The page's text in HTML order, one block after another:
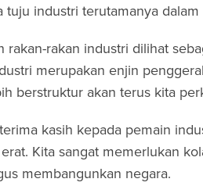
industri terutamanya
rakan-rakan industri dilihat
merupakan enjin
berstruktur akan terus kita
kasih kepada pemain
Kita sangat memerlukan
membangunkan negara.